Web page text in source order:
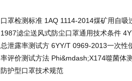
口罩检测标准 1AQ 1114-2014煤矿用自
1987滤尘送风式防尘口罩通用技术条件
总泄露率测试方 6YY/T 0969-2013一次
率评价测试方法 Phi&mdash;X174噬菌体
防护型口罩技术规范